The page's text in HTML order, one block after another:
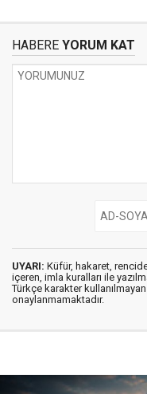
HABERE YORUM KAT
UYARI: Küfür, hakaret,
içeren, imla kuralları ile
Türkçe karakter
onaylanmamaktadır.